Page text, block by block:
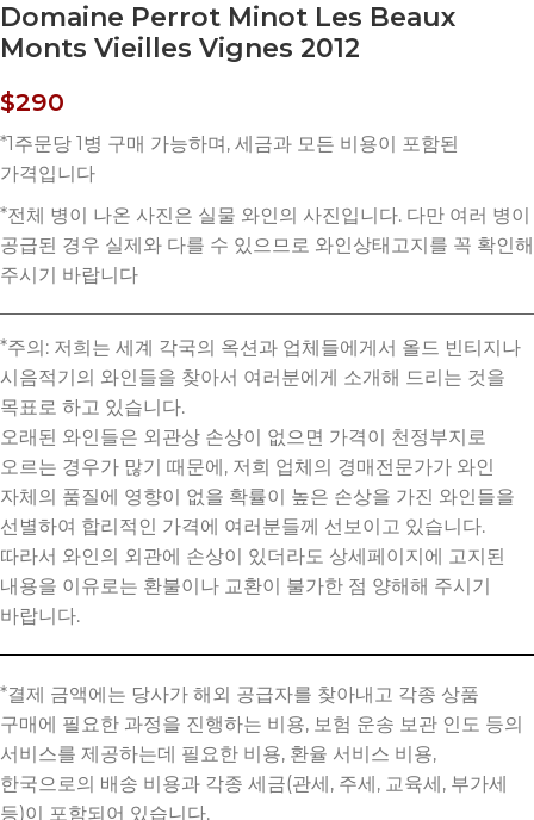
Domaine Perrot Minot Les Beaux
Monts Vieilles Vignes 2012
$290
*주의: 저희는 세계 각국의 옥션과 업체들에게서 올드 빈티지나
시음적기의 와인들을 찾아서 여러분에게 소개해 드리는 것을
목표로 하고 있습니다.
오래된 와인들은 외관상 손상이 없으면 가격이 천정부지로
오르는 경우가 많기 때문에, 저희 업체의 경매전문가가 와인
자체의 품질에 영향이 없을 확률이 높은 손상을 가진 와인들을
선별하여 합리적인 가격에 여러분들께 선보이고 있습니다.
따라서 와인의 외관에 손상이 있더라도 상세페이지에 고지된
내용을 이유로는 환불이나 교환이 불가한 점 양해해 주시기
바랍니다.